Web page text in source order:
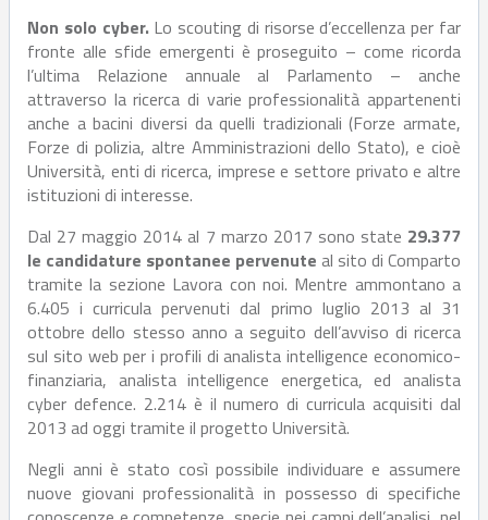
Non solo cyber. Lo scouting di risorse d’eccellenza per far
fronte alle sfide emergenti è proseguito – come ricorda
l’ultima Relazione annuale al Parlamento – anche
attraverso la ricerca di varie professionalità appartenenti
anche a bacini diversi da quelli tradizionali (Forze armate,
Forze di polizia, altre Amministrazioni dello Stato), e cioè
Università, enti di ricerca, imprese e settore privato e altre
istituzioni di interesse.
Dal 27 maggio 2014 al 7 marzo 2017 sono state 29.377
le candidature spontanee pervenute al sito di Comparto
tramite la sezione Lavora con noi. Mentre ammontano a
6.405 i curricula pervenuti dal primo luglio 2013 al 31
ottobre dello stesso anno a seguito dell’avviso di ricerca
sul sito web per i profili di analista intelligence economico-
finanziaria, analista intelligence energetica, ed analista
cyber defence. 2.214 è il numero di curricula acquisiti dal
2013 ad oggi tramite il progetto Università.
Negli anni è stato così possibile individuare e assumere
nuove giovani professionalità in possesso di specifiche